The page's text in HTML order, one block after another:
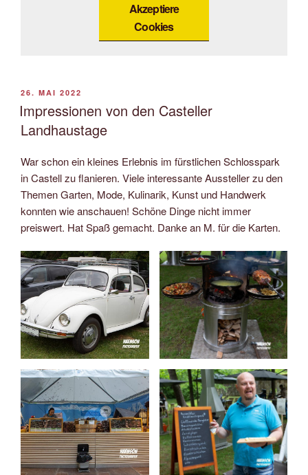
Akzeptiere
Cookies
VERÖFFENTLICHT
AM
26. MAI 2022
Impressionen von den Casteller
Landhaustage
War schon ein kleines Erlebnis im fürstlichen Schlosspark
in Castell zu flanieren. Viele interessante Aussteller zu den
Themen Garten, Mode, Kulinarik, Kunst und Handwerk
konnten wie anschauen! Schöne Dinge nicht immer
preiswert. Hat Spaß gemacht. Danke an M. für die Karten.